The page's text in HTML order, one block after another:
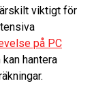
viktigt för
på PC
hantera